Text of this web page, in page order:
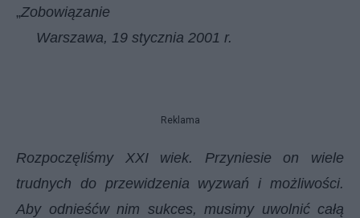
„Zobowiązanie
Warszawa, 19 stycznia 2001 r.
Reklama
Rozpoczęliśmy XXI wiek. Przyniesie on wiele
trudnych do przewidzenia wyzwań i możliwości.
Aby odnieśćw nim sukces, musimy uwolnić całą